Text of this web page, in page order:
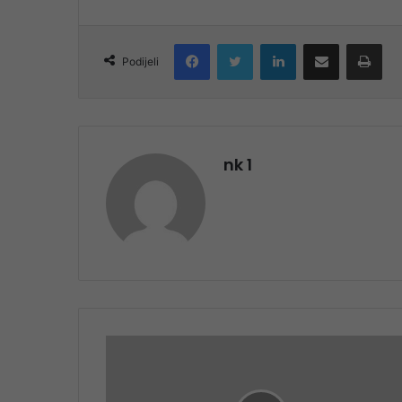
Podijeli
FacebookTwitter LinkedInShare via Email
nk 1